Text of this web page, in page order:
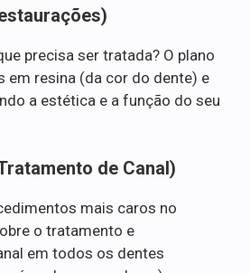
precisa ser tratada? O plano
em resina (da cor do dente) e
a estética e a função do seu
de Canal)
mais caros no
o tratamento e
em todos os dentes